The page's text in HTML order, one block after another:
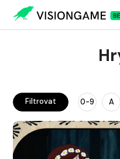
Filtrovat 0-9 A